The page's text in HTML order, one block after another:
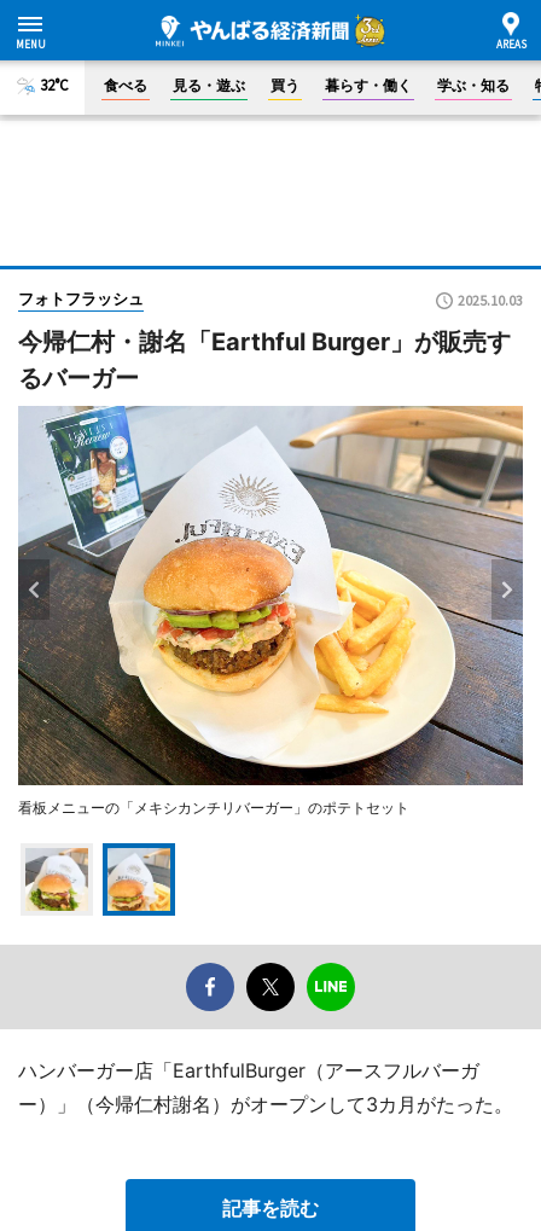
32°C 食べる 見る・遊ぶ 買う 暮らす・働く 学ぶ・知る
フォトフラッシュ 2025.10.03
今帰仁村・謝名「Earthful Burger」が販売す
るバーガー
看板メニューの「メキシカンチリバーガー」のポテトセット
ハンバーガー店「EarthfulBurger（アースフルバーガ
ー）」（今帰仁村謝名）がオープンして3カ月がたった。
記事を読む